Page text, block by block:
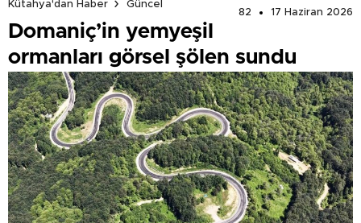
Kütahya'dan Haber
Güncel
82
17 Haziran 2026
Domaniç’in yemyeşil
ormanları görsel şölen sundu